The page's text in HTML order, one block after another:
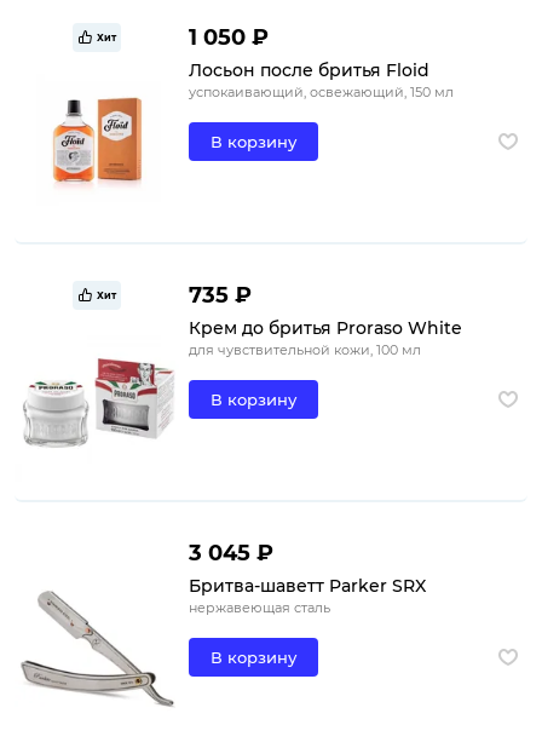
Хит 1 050 ₽
Лосьон после бритья Floid
успокаивающий, освежающий, 150 мл
В корзину
Хит 735 ₽
Крем до бритья Proraso White
для чувствительной кожи, 100 мл
В корзину
3 045 ₽
Бритва-шаветт Parker SRX
нержавеющая сталь
В корзину